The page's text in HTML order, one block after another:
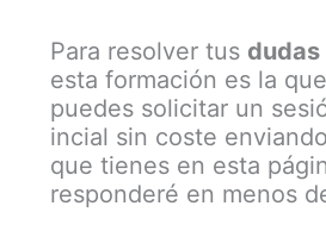
Para resolver tus dudas
esta formación es la que
puedes solicitar un
incial sin coste
que tienes en esta
responderé en menos